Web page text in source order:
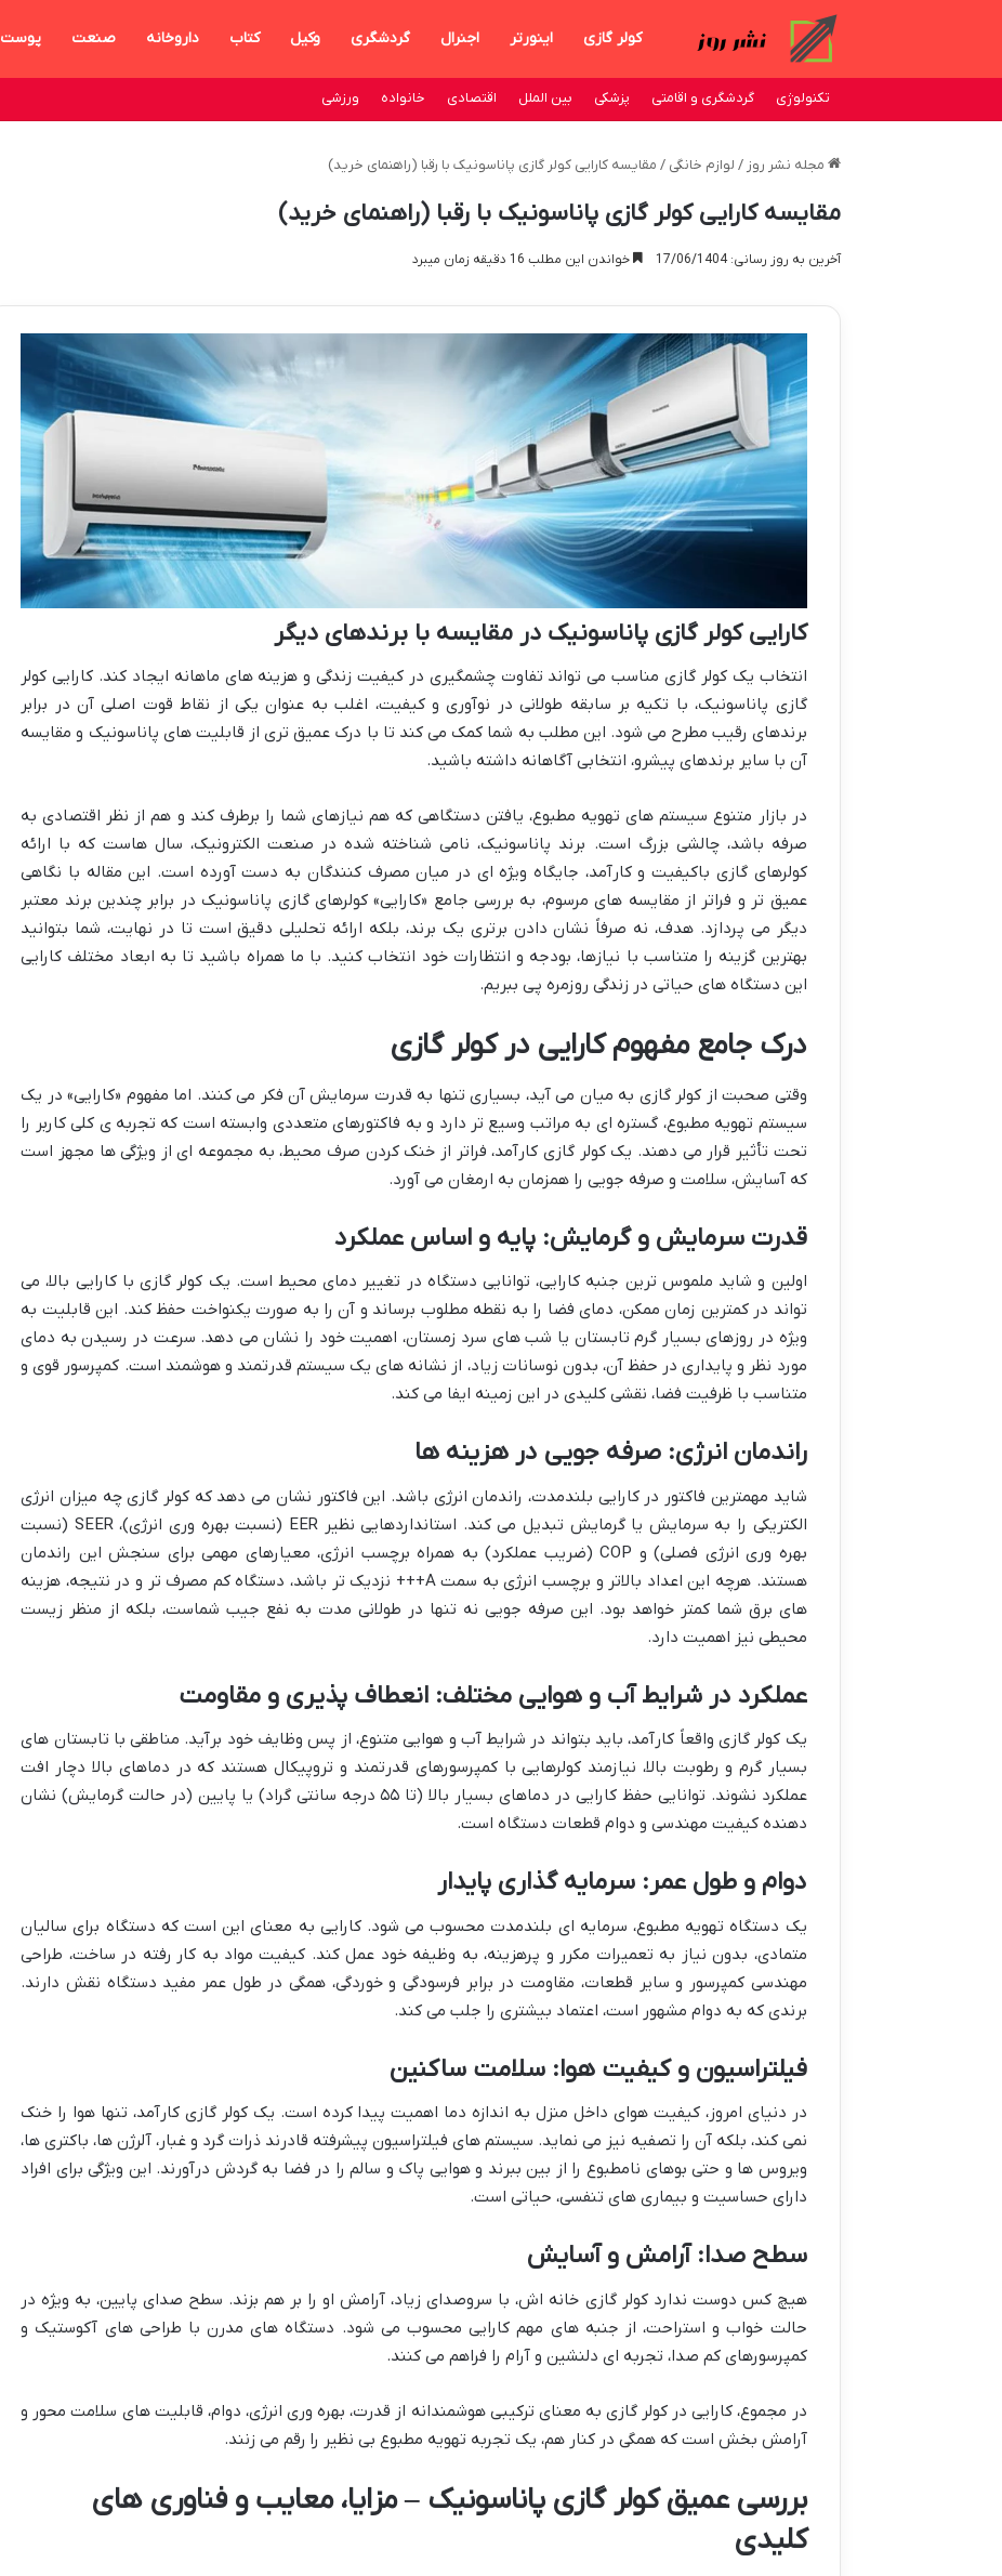
کولر گازی اینورتر اجنرال گردشگری وکیل کتاب داروخانه صنعت پوست
تکنولوژی گردشگری و اقامتی پزشکی بین الملل اقتصادی خانواده ورزشی
مجله نشر روز / لوازم خانگی / مقایسه کارایی کولر گازی پاناسونیک با رقبا (راهنمای خرید)
مقایسه کارایی کولر گازی پاناسونیک با رقبا (راهنمای خرید)
آخرین به روز رسانی: 17/06/1404 خواندن این مطلب 16 دقیقه زمان میبرد
کارایی کولر گازی پاناسونیک در مقایسه با برندهای دیگر
انتخاب یک کولر گازی مناسب می تواند تفاوت چشمگیری در کیفیت زندگی و هزینه های ماهانه ایجاد کند. کارایی کولر
گازی پاناسونیک، با تکیه بر سابقه طولانی در نوآوری و کیفیت، اغلب به عنوان یکی از نقاط قوت اصلی آن در برابر
برندهای رقیب مطرح می شود. این مطلب به شما کمک می کند تا با درک عمیق تری از قابلیت های پاناسونیک و مقایسه
آن با سایر برندهای پیشرو، انتخابی آگاهانه داشته باشید.
در بازار متنوع سیستم های تهویه مطبوع، یافتن دستگاهی که هم نیازهای شما را برطرف کند و هم از نظر اقتصادی به
صرفه باشد، چالشی بزرگ است. برند پاناسونیک، نامی شناخته شده در صنعت الکترونیک، سال هاست که با ارائه
کولرهای گازی باکیفیت و کارآمد، جایگاه ویژه ای در میان مصرف کنندگان به دست آورده است. این مقاله با نگاهی
عمیق تر و فراتر از مقایسه های مرسوم، به بررسی جامع «کارایی» کولرهای گازی پاناسونیک در برابر چندین برند معتبر
دیگر می پردازد. هدف، نه صرفاً نشان دادن برتری یک برند، بلکه ارائه تحلیلی دقیق است تا در نهایت، شما بتوانید
بهترین گزینه را متناسب با نیازها، بودجه و انتظارات خود انتخاب کنید. با ما همراه باشید تا به ابعاد مختلف کارایی
این دستگاه های حیاتی در زندگی روزمره پی ببریم.
درک جامع مفهوم کارایی در کولر گازی
وقتی صحبت از کولر گازی به میان می آید، بسیاری تنها به قدرت سرمایش آن فکر می کنند. اما مفهوم «کارایی» در یک
سیستم تهویه مطبوع، گستره ای به مراتب وسیع تر دارد و به فاکتورهای متعددی وابسته است که تجربه ی کلی کاربر را
تحت تأثیر قرار می دهند. یک کولر گازی کارآمد، فراتر از خنک کردن صرف محیط، به مجموعه ای از ویژگی ها مجهز است
که آسایش، سلامت و صرفه جویی را همزمان به ارمغان می آورد.
قدرت سرمایش و گرمایش: پایه و اساس عملکرد
اولین و شاید ملموس ترین جنبه کارایی، توانایی دستگاه در تغییر دمای محیط است. یک کولر گازی با کارایی بالا، می
تواند در کمترین زمان ممکن، دمای فضا را به نقطه مطلوب برساند و آن را به صورت یکنواخت حفظ کند. این قابلیت به
ویژه در روزهای بسیار گرم تابستان یا شب های سرد زمستان، اهمیت خود را نشان می دهد. سرعت در رسیدن به دمای
مورد نظر و پایداری در حفظ آن، بدون نوسانات زیاد، از نشانه های یک سیستم قدرتمند و هوشمند است. کمپرسور قوی و
متناسب با ظرفیت فضا، نقشی کلیدی در این زمینه ایفا می کند.
راندمان انرژی: صرفه جویی در هزینه ها
شاید مهمترین فاکتور در کارایی بلندمدت، راندمان انرژی باشد. این فاکتور نشان می دهد که کولر گازی چه میزان انرژی
الکتریکی را به سرمایش یا گرمایش تبدیل می کند. استانداردهایی نظیر EER (نسبت بهره وری انرژی)، SEER (نسبت
بهره وری انرژی فصلی) و COP (ضریب عملکرد) به همراه برچسب انرژی، معیارهای مهمی برای سنجش این راندمان
هستند. هرچه این اعداد بالاتر و برچسب انرژی به سمت A+++ نزدیک تر باشد، دستگاه کم مصرف تر و در نتیجه، هزینه
های برق شما کمتر خواهد بود. این صرفه جویی نه تنها در طولانی مدت به نفع جیب شماست، بلکه از منظر زیست
محیطی نیز اهمیت دارد.
عملکرد در شرایط آب و هوایی مختلف: انعطاف پذیری و مقاومت
یک کولر گازی واقعاً کارآمد، باید بتواند در شرایط آب و هوایی متنوع، از پس وظایف خود برآید. مناطقی با تابستان های
بسیار گرم و رطوبت بالا، نیازمند کولرهایی با کمپرسورهای قدرتمند و تروپیکال هستند که در دماهای بالا دچار افت
عملکرد نشوند. توانایی حفظ کارایی در دماهای بسیار بالا (تا ۵۵ درجه سانتی گراد) یا پایین (در حالت گرمایش) نشان
دهنده کیفیت مهندسی و دوام قطعات دستگاه است.
دوام و طول عمر: سرمایه گذاری پایدار
یک دستگاه تهویه مطبوع، سرمایه ای بلندمدت محسوب می شود. کارایی به معنای این است که دستگاه برای سالیان
متمادی، بدون نیاز به تعمیرات مکرر و پرهزینه، به وظیفه خود عمل کند. کیفیت مواد به کار رفته در ساخت، طراحی
مهندسی کمپرسور و سایر قطعات، مقاومت در برابر فرسودگی و خوردگی، همگی در طول عمر مفید دستگاه نقش دارند.
برندی که به دوام مشهور است، اعتماد بیشتری را جلب می کند.
فیلتراسیون و کیفیت هوا: سلامت ساکنین
در دنیای امروز، کیفیت هوای داخل منزل به اندازه دما اهمیت پیدا کرده است. یک کولر گازی کارآمد، تنها هوا را خنک
نمی کند، بلکه آن را تصفیه نیز می نماید. سیستم های فیلتراسیون پیشرفته قادرند ذرات گرد و غبار، آلرژن ها، باکتری ها،
ویروس ها و حتی بوهای نامطبوع را از بین ببرند و هوایی پاک و سالم را در فضا به گردش درآورند. این ویژگی برای افراد
دارای حساسیت و بیماری های تنفسی، حیاتی است.
سطح صدا: آرامش و آسایش
هیچ کس دوست ندارد کولر گازی خانه اش، با سروصدای زیاد، آرامش او را بر هم بزند. سطح صدای پایین، به ویژه در
حالت خواب و استراحت، از جنبه های مهم کارایی محسوب می شود. دستگاه های مدرن با طراحی های آکوستیک و
کمپرسورهای کم صدا، تجربه ای دلنشین و آرام را فراهم می کنند.
در مجموع، کارایی در کولر گازی به معنای ترکیبی هوشمندانه از قدرت، بهره وری انرژی، دوام، قابلیت های سلامت محور و
آرامش بخش است که همگی در کنار هم، یک تجربه تهویه مطبوع بی نظیر را رقم می زنند.
بررسی عمیق کولر گازی پاناسونیک – مزایا، معایب و فناوری های
کلیدی